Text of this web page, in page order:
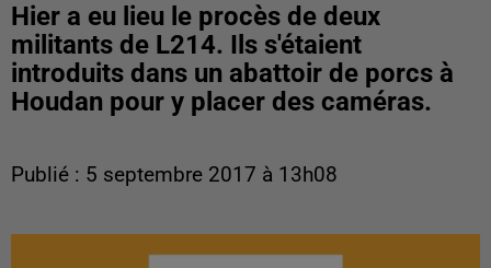
Hier a eu lieu le procès de deux
militants de L214. Ils s'étaient
introduits dans un abattoir de porcs à
Houdan pour y placer des caméras.
Publié : 5 septembre 2017 à 13h08